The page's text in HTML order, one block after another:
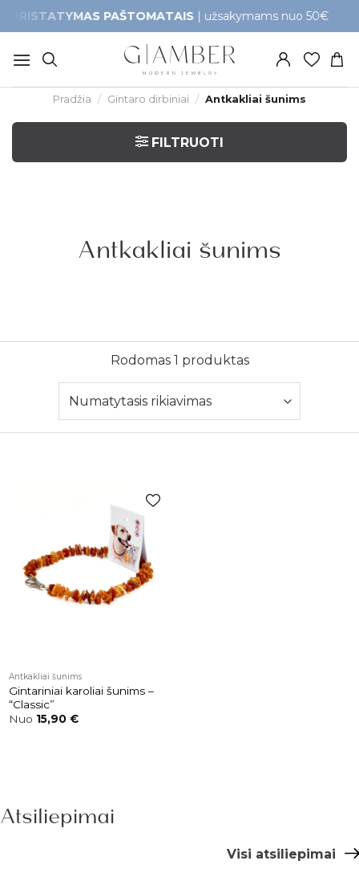
to
content
PAŠTOMATAIS| užsakymams nuo 50€
Pradžia / Gintaro dirbiniai / Antkakliai šunims
FILTRUOTI
Antkakliai šunims
Rodomas 1 produktas
Pridėti į
patikusios
prekės
Antkakliai šunims
Gintariniai karoliai šunims –
“Classic”
Nuo 15,90 €
Atsiliepimai
Visi atsiliepimai